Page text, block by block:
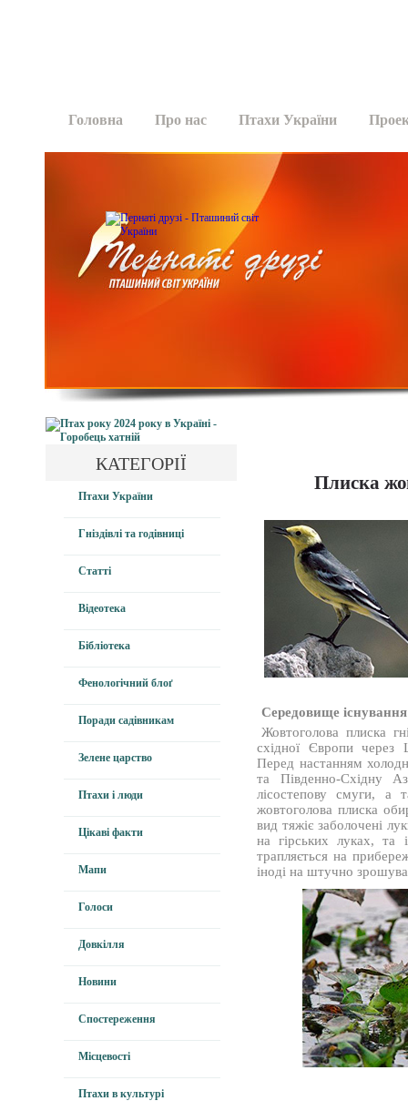
Головна Про нас Птахи України
КАТЕГОРІЇ
Птахи України
Гніздівлі та годівниці
Статті
Відеотека
Бібліотека
Фенологічний блоґ
Поради садівникам
Зелене царство
Птахи і люди
Цікаві факти
Мапи
Голоси
Довкілля
Новини
Спостереження
Місцевості
Птахи в культурі
Плиска
Середовище існування
Жовтоголова плиска
східної Європи через
Перед настанням
та Південно-Східну
лісостепову смуги, а
жовтоголова плиска
вид тяжіє заболочені
на гірських луках, та
трапляється на
іноді на штучно